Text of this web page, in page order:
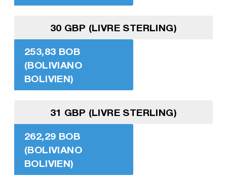
30 GBP (LIVRE STERLING)
253,83 BOB
(BOLIVIANO
BOLIVIEN)
31 GBP (LIVRE STERLING)
262,29 BOB
(BOLIVIANO
BOLIVIEN)